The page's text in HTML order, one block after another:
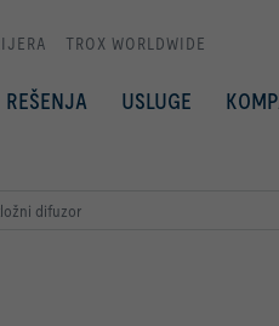
TROX WORLDWIDE
REŠENJA USLUGE
difuzor